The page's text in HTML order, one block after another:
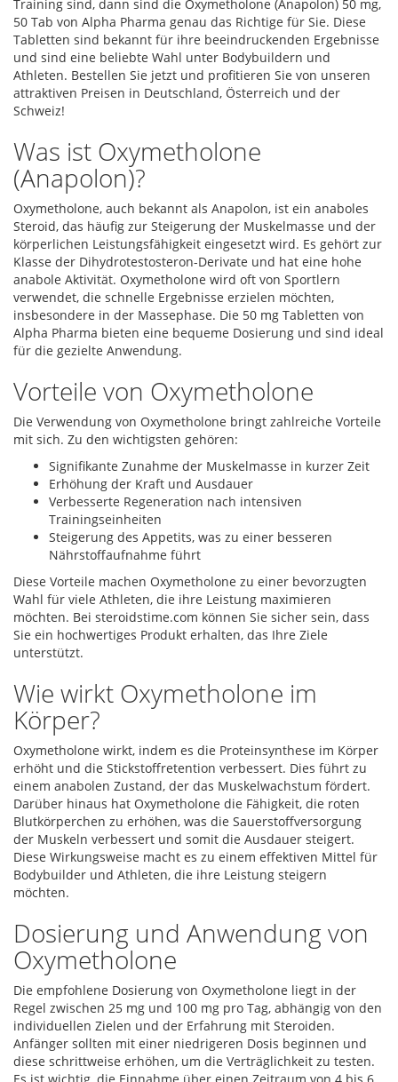
Training sind, dann sind die Oxymetholone (Anapolon) 50 mg,
50 Tab von Alpha Pharma genau das Richtige für Sie. Diese
Tabletten sind bekannt für ihre beeindruckenden Ergebnisse
und sind eine beliebte Wahl unter Bodybuildern und
Athleten. Bestellen Sie jetzt und profitieren Sie von unseren
attraktiven Preisen in Deutschland, Österreich und der
Schweiz!
Was ist Oxymetholone
(Anapolon)?
Oxymetholone, auch bekannt als Anapolon, ist ein anaboles
Steroid, das häufig zur Steigerung der Muskelmasse und der
körperlichen Leistungsfähigkeit eingesetzt wird. Es gehört zur
Klasse der Dihydrotestosteron-Derivate und hat eine hohe
anabole Aktivität. Oxymetholone wird oft von Sportlern
verwendet, die schnelle Ergebnisse erzielen möchten,
insbesondere in der Massephase. Die 50 mg Tabletten von
Alpha Pharma bieten eine bequeme Dosierung und sind ideal
für die gezielte Anwendung.
Vorteile von Oxymetholone
Die Verwendung von Oxymetholone bringt zahlreiche Vorteile
mit sich. Zu den wichtigsten gehören:
Signifikante Zunahme der Muskelmasse in kurzer Zeit
Erhöhung der Kraft und Ausdauer
Verbesserte Regeneration nach intensiven
Trainingseinheiten
Steigerung des Appetits, was zu einer besseren
Nährstoffaufnahme führt
Diese Vorteile machen Oxymetholone zu einer bevorzugten
Wahl für viele Athleten, die ihre Leistung maximieren
möchten. Bei steroidstime.com können Sie sicher sein, dass
Sie ein hochwertiges Produkt erhalten, das Ihre Ziele
unterstützt.
Wie wirkt Oxymetholone im
Körper?
Oxymetholone wirkt, indem es die Proteinsynthese im Körper
erhöht und die Stickstoffretention verbessert. Dies führt zu
einem anabolen Zustand, der das Muskelwachstum fördert.
Darüber hinaus hat Oxymetholone die Fähigkeit, die roten
Blutkörperchen zu erhöhen, was die Sauerstoffversorgung
der Muskeln verbessert und somit die Ausdauer steigert.
Diese Wirkungsweise macht es zu einem effektiven Mittel für
Bodybuilder und Athleten, die ihre Leistung steigern
möchten.
Dosierung und Anwendung von
Oxymetholone
Die empfohlene Dosierung von Oxymetholone liegt in der
Regel zwischen 25 mg und 100 mg pro Tag, abhängig von den
individuellen Zielen und der Erfahrung mit Steroiden.
Anfänger sollten mit einer niedrigeren Dosis beginnen und
diese schrittweise erhöhen, um die Verträglichkeit zu testen.